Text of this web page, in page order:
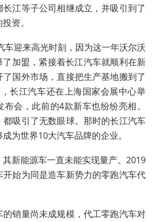
江等子公司相继成立，并吸引到了
资。
车迎来高光时刻，因为这一年沃尔沃
了加盟，紧接着长江汽车就顺利在新
国外市场，直接把生产基地搬到了
长江汽车还在上海国家会展中心举
会，此前的4款新车也纷纷亮相。
都吸引了无数眼球。那时的长江汽车
为世界10大汽车品牌的企业。
新能源车一直未能实现量产。2019
开始为同是造车新势力的零跑汽车代
的销量尚未成规模，代工零跑汽车对